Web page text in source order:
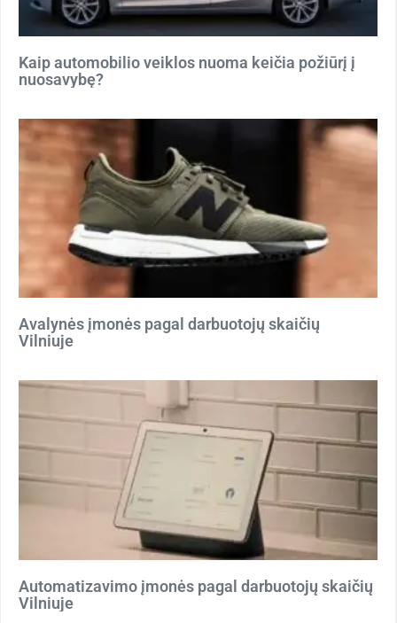
Kaip automobilio veiklos nuoma keičia požiūrį į
nuosavybę?
Avalynės įmonės pagal darbuotojų skaičių
Vilniuje
Automatizavimo įmonės pagal darbuotojų skaičių
Vilniuje